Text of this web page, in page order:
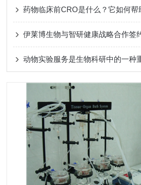
伊莱博生物与智研健康战略合作签
动物实验服务是生物科研中的一种